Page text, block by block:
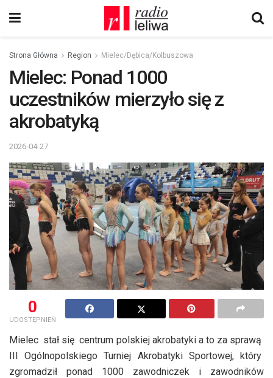
Strona Główna Region Mielec/Dębica/Kolbuszowa
Mielec: Ponad 1000
uczestników mierzyło się z
akrobatyką
2026-04-27
0
UDOSTĘPNIEŃ
Mielec stał się centrum polskiej akrobatyki a to za sprawą
III Ogólnopolskiego Turniej Akrobatyki Sportowej, który
zgromadził ponad 1000 zawodniczek i zawodników